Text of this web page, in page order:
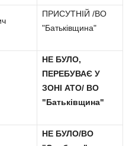
ПРИСУТНІЙ /ВО
"Батьківщина"
НЕ БУЛО,
ПЕРЕБУВАЄ У
ЗОНІ АТО/ ВО
"Батьківщина"
НЕ БУЛО/ВО